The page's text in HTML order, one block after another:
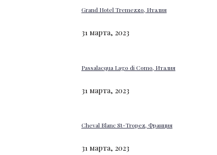
Grand Hotel Tremezzo, Италия
31 марта, 2023
Passalacqua Lago di Como, Италия
31 марта, 2023
Cheval Blanc St-Tropez, Франция
31 марта, 2023